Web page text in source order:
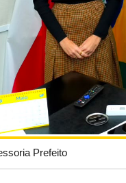
Prefeito